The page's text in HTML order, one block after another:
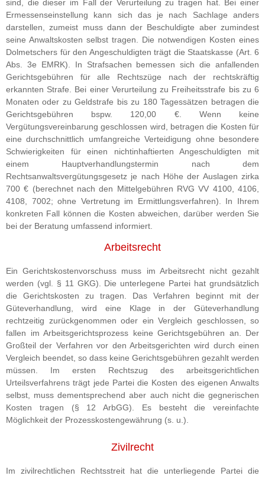
sind, die dieser im Fall der Verurteilung zu tragen hat. Bei einer
Ermessenseinstellung kann sich das je nach Sachlage anders
darstellen, zumeist muss dann der Beschuldigte aber zumindest
seine Anwaltskosten selbst tragen. Die notwendigen Kosten eines
Dolmetschers für den Angeschuldigten trägt die Staatskasse (Art. 6
Abs. 3e EMRK). In Strafsachen bemessen sich die anfallenden
Gerichtsgebühren für alle Rechtszüge nach der rechtskräftig
erkannten Strafe. Bei einer Verurteilung zu Freiheitsstrafe bis zu 6
Monaten oder zu Geldstrafe bis zu 180 Tagessätzen betragen die
Gerichtsgebühren bspw. 120,00 €. Wenn keine
Vergütungsvereinbarung geschlossen wird, betragen die Kosten für
eine durchschnittlich umfangreiche Verteidigung ohne besondere
Schwierigkeiten für einen nichtinhaftierten Angeschuldigten mit
einem Hauptverhandlungstermin nach dem
Rechtsanwaltsvergütungsgesetz je nach Höhe der Auslagen zirka
700 € (berechnet nach den Mittelgebühren RVG VV 4100, 4106,
4108, 7002; ohne Vertretung im Ermittlungsverfahren). In Ihrem
konkreten Fall können die Kosten abweichen, darüber werden Sie
bei der Beratung umfassend informiert.
Arbeitsrecht
Ein Gerichtskostenvorschuss muss im Arbeitsrecht nicht gezahlt
werden (vgl. § 11 GKG). Die unterlegene Partei hat grundsätzlich
die Gerichtskosten zu tragen. Das Verfahren beginnt mit der
Güteverhandlung, wird eine Klage in der Güteverhandlung
rechtzeitig zurückgenommen oder ein Vergleich geschlossen, so
fallen im Arbeitsgerichtsprozess keine Gerichtsgebühren an. Der
Großteil der Verfahren vor den Arbeitsgerichten wird durch einen
Vergleich beendet, so dass keine Gerichtsgebühren gezahlt werden
müssen. Im ersten Rechtszug des arbeitsgerichtlichen
Urteilsverfahrens trägt jede Partei die Kosten des eigenen Anwalts
selbst, muss dementsprechend aber auch nicht die gegnerischen
Kosten tragen (§ 12 ArbGG). Es besteht die vereinfachte
Möglichkeit der Prozesskostengewährung (s. u.).
Zivilrecht
Im zivilrechtlichen Rechtsstreit hat die unterliegende Partei die